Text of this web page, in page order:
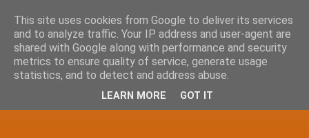
This site uses cookies from Google to deliver its services
and to analyze traffic. Your IP address and user-agent are
shared with Google along with performance and security
metrics to ensure quality of service, generate usage
statistics, and to detect and address abuse.
LEARN MORE GOT IT